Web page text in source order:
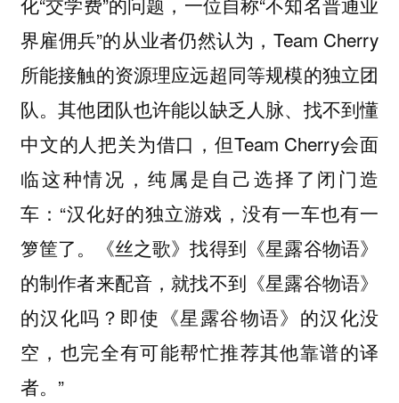
界雇佣兵”的从业者仍然认为，Team Cherry
所能接触的资源理应远超同等规模的独立团
队。其他团队也许能以缺乏人脉、找不到懂
中文的人把关为借口，但Team Cherry会面
临这种情况，纯属是自己选择了闭门造
车：“汉化好的独立游戏，没有一车也有一
箩筐了。《丝之歌》找得到《星露谷物语》
的制作者来配音，就找不到《星露谷物语》
的汉化吗？即使《星露谷物语》的汉化没
空，也完全有可能帮忙推荐其他靠谱的译
者。”